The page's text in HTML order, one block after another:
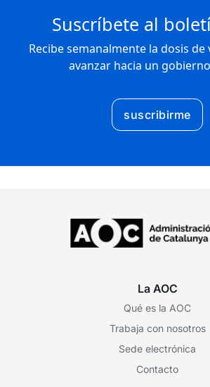
Suscríbete al
Recibe semanalmente la dosis
avanzar hacia un
suscribirme
La AOC
Qué es la AOC
Trabaja con nosotros
Sede electrónica
Contacto